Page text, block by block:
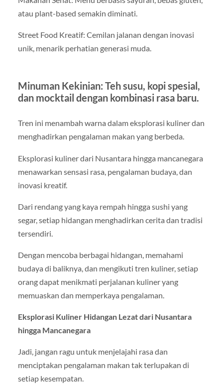
atau plant-based semakin diminati.
Street Food Kreatif: Cemilan jalanan dengan inovasi
unik, menarik perhatian generasi muda.
Minuman Kekinian: Teh susu, kopi spesial,
dan mocktail dengan kombinasi rasa baru.
Tren ini menambah warna dalam eksplorasi kuliner dan
menghadirkan pengalaman makan yang berbeda.
Eksplorasi kuliner dari Nusantara hingga mancanegara
menawarkan sensasi rasa, pengalaman budaya, dan
inovasi kreatif.
Dari rendang yang kaya rempah hingga sushi yang
segar, setiap hidangan menghadirkan cerita dan tradisi
tersendiri.
Dengan mencoba berbagai hidangan, memahami
budaya di baliknya, dan mengikuti tren kuliner, setiap
orang dapat menikmati perjalanan kuliner yang
memuaskan dan memperkaya pengalaman.
Eksplorasi Kuliner Hidangan Lezat dari Nusantara
hingga Mancanegara
Jadi, jangan ragu untuk menjelajahi rasa dan
menciptakan pengalaman makan tak terlupakan di
setiap kesempatan.